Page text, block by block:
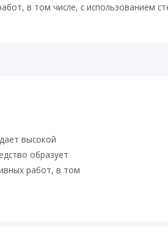
в том числе, с использованием
высокой
образует
работ, в том